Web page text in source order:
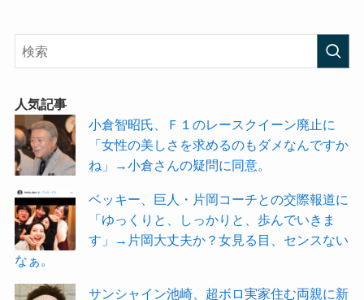
人気記事
小倉智昭氏、Ｆ１のレースクイーン廃止に
「女性の美しさを求めるのもダメなんですか
ね」→小倉さんの疑問に同意。
ベッキー、巨人・片岡コーチとの交際報道に
「ゆっくりと、しっかりと、歩んでいきま
す」→片岡大丈夫か？女見る目、センスない
なぁ。
サンシャイン池崎、超ボロ実家住む両親に新